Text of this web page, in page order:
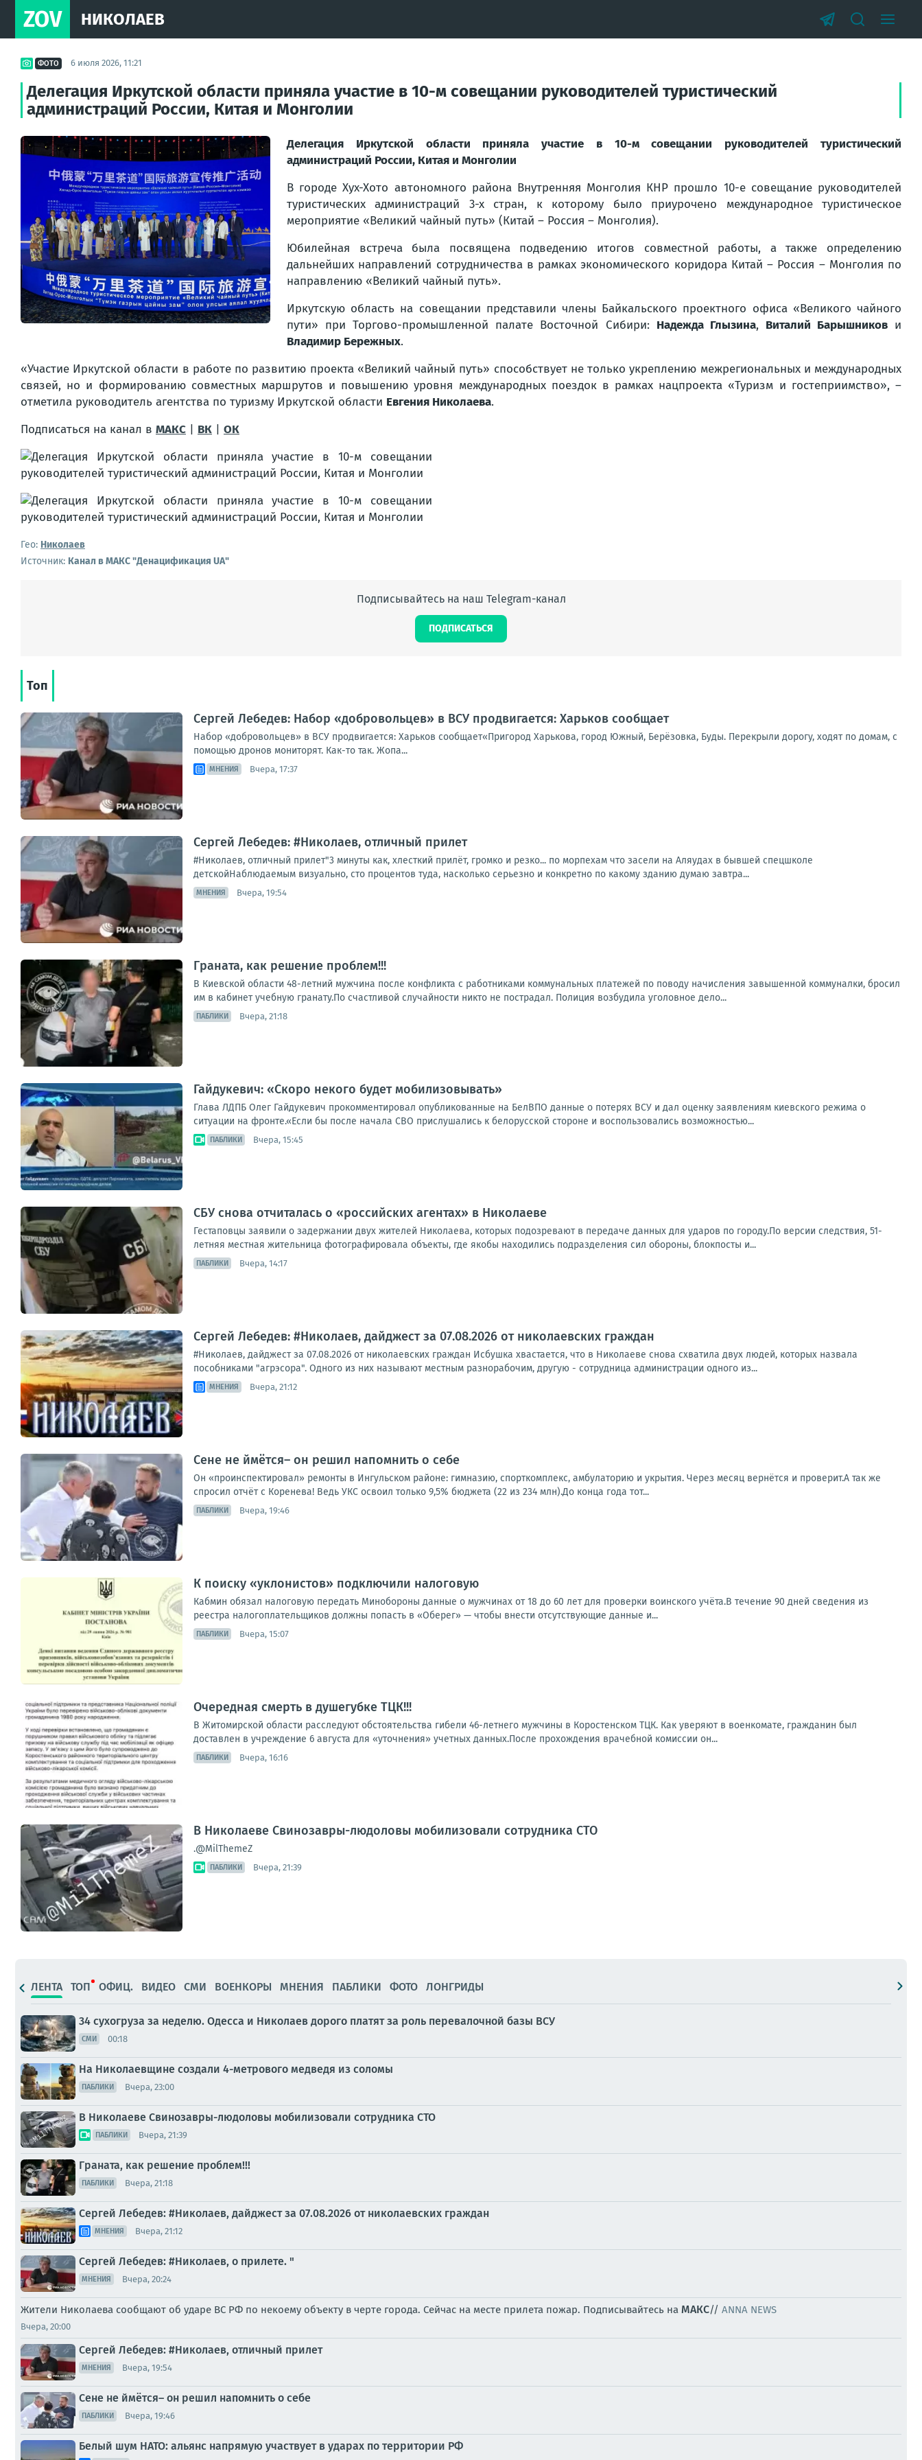
ZOV НИКОЛАЕВ
ФОТО 6 июля 2026, 11:21
Делегация Иркутской области приняла участие в 10-м совещании руководителей туристический
администраций России, Китая и Монголии
Делегация Иркутской области приняла участие в 10-м совещании руководителей туристический
администраций России, Китая и Монголии
В городе Хух-Хото автономного района Внутренняя Монголия КНР прошло 10-е совещание руководителей
туристических администраций 3-х стран, к которому было приурочено международное туристическое
мероприятие «Великий чайный путь» (Китай – Россия – Монголия).
Юбилейная встреча была посвящена подведению итогов совместной работы, а также определению
дальнейших направлений сотрудничества в рамках экономического коридора Китай – Россия – Монголия по
направлению «Великий чайный путь».
Иркутскую область на совещании представили члены Байкальского проектного офиса «Великого чайного
пути» при Торгово-промышленной палате Восточной Сибири: Надежда Глызина, Виталий Барышникови
Владимир Бережных.
«Участие Иркутской области в работе по развитию проекта «Великий чайный путь» способствует не только укреплению межрегиональных и международных
связей, но и формированию совместных маршрутов и повышению уровня международных поездок в рамках нацпроекта «Туризм и гостеприимство», –
отметила руководитель агентства по туризму Иркутской области Евгения Николаева.
Подписаться на канал в МАКС ВК ОК
Гео: Николаев
Источник: Канал в МАКС "Денацификация UA"
Подписывайтесь на наш Telegram-канал
ПОДПИСАТЬСЯ
Топ
Сергей Лебедев: Набор «добровольцев» в ВСУ продвигается: Харьков сообщает
Набор «добровольцев» в ВСУ продвигается: Харьков сообщает«Пригород Харькова, город Южный, Берёзовка, Буды. Перекрыли дорогу, ходят по домам, с
помощью дронов мониторят. Как-то так. Жопа...
МНЕНИЯ Вчера, 17:37
Сергей Лебедев: #Николаев, отличный прилет
#Николаев, отличный прилет"3 минуты как, хлесткий прилёт, громко и резко... по морпехам что засели на Аляудах в бывшей спецшколе
детскойНаблюдаемым визуально, сто процентов туда, насколько серьезно и конкретно по какому зданию думаю завтра...
МНЕНИЯ Вчера, 19:54
Граната, как решение проблем!!!
В Киевской области 48-летний мужчина после конфликта с работниками коммунальных платежей по поводу начисления завышенной коммуналки, бросил
им в кабинет учебную гранату.По счастливой случайности никто не пострадал. Полиция возбудила уголовное дело...
ПАБЛИКИ Вчера, 21:18
Гайдукевич: «Скоро некого будет мобилизовывать»
Глава ЛДПБ Олег Гайдукевич прокомментировал опубликованные на БелВПО данные о потерях ВСУ и дал оценку заявлениям киевского режима о
ситуации на фронте.«Если бы после начала СВО прислушались к белорусской стороне и воспользовались возможностью...
ПАБЛИКИ Вчера, 15:45
СБУ снова отчиталась о «российских агентах» в Николаеве
Гестаповцы заявили о задержании двух жителей Николаева, которых подозревают в передаче данных для ударов по городу.По версии следствия, 51-
летняя местная жительница фотографировала объекты, где якобы находились подразделения сил обороны, блокпосты и...
ПАБЛИКИ Вчера, 14:17
Сергей Лебедев: #Николаев, дайджест за 07.08.2026 от николаевских граждан
#Николаев, дайджест за 07.08.2026 от николаевских граждан Исбушка хвастается, что в Николаеве снова схватила двух людей, которых назвала
пособниками "агрэсора". Одного из них называют местным разнорабочим, другую - сотрудница администрации одного из...
МНЕНИЯ Вчера, 21:12
Сене не ймётся– он решил напомнить о себе
Он «проинспектировал» ремонты в Ингульском районе: гимназию, спорткомплекс, амбулаторию и укрытия. Через месяц вернётся и проверит.А так же
спросил отчёт с Коренева! Ведь УКС освоил только 9,5% бюджета (22 из 234 млн).До конца года тот...
ПАБЛИКИ Вчера, 19:46
К поиску «уклонистов» подключили налоговую
Кабмин обязал налоговую передать Минобороны данные о мужчинах от 18 до 60 лет для проверки воинского учёта.В течение 90 дней сведения из
реестра налогоплательщиков должны попасть в «Оберег» — чтобы внести отсутствующие данные и...
ПАБЛИКИ Вчера, 15:07
Очередная смерть в душегубке ТЦК!!!
В Житомирской области расследуют обстоятельства гибели 46-летнего мужчины в Коростенском ТЦК. Как уверяют в военкомате, гражданин был
доставлен в учреждение 6 августа для «уточнения» учетных данных.После прохождения врачебной комиссии он...
ПАБЛИКИ Вчера, 16:16
В Николаеве Свинозавры-людоловы мобилизовали сотрудника СТО
.@MilThemeZ
ПАБЛИКИ Вчера, 21:39
ЛЕНТА ТОП ОФИЦ. ВИДЕО СМИ ВОЕНКОРЫ МНЕНИЯ ПАБЛИКИ ФОТО ЛОНГРИДЫ
34 сухогруза за неделю. Одесса и Николаев дорого платят за роль перевалочной базы ВСУ
СМИ 00:18
На Николаевщине создали 4-метрового медведя из соломы
ПАБЛИКИ Вчера, 23:00
В Николаеве Свинозавры-людоловы мобилизовали сотрудника СТО
ПАБЛИКИ Вчера, 21:39
Граната, как решение проблем!!!
ПАБЛИКИ Вчера, 21:18
Сергей Лебедев: #Николаев, дайджест за 07.08.2026 от николаевских граждан
МНЕНИЯ Вчера, 21:12
Сергей Лебедев: #Николаев, о прилете. "
МНЕНИЯ Вчера, 20:24
Жители Николаева сообщают об ударе ВС РФ по некоему объекту в черте города. Сейчас на месте прилета пожар. Подписывайтесь на МАКС// ANNA NEWS
Вчера, 20:00
Сергей Лебедев: #Николаев, отличный прилет
МНЕНИЯ Вчера, 19:54
Сене не ймётся– он решил напомнить о себе
ПАБЛИКИ Вчера, 19:46
Белый шум НАТО: альянс напрямую участвует в ударах по территории РФ